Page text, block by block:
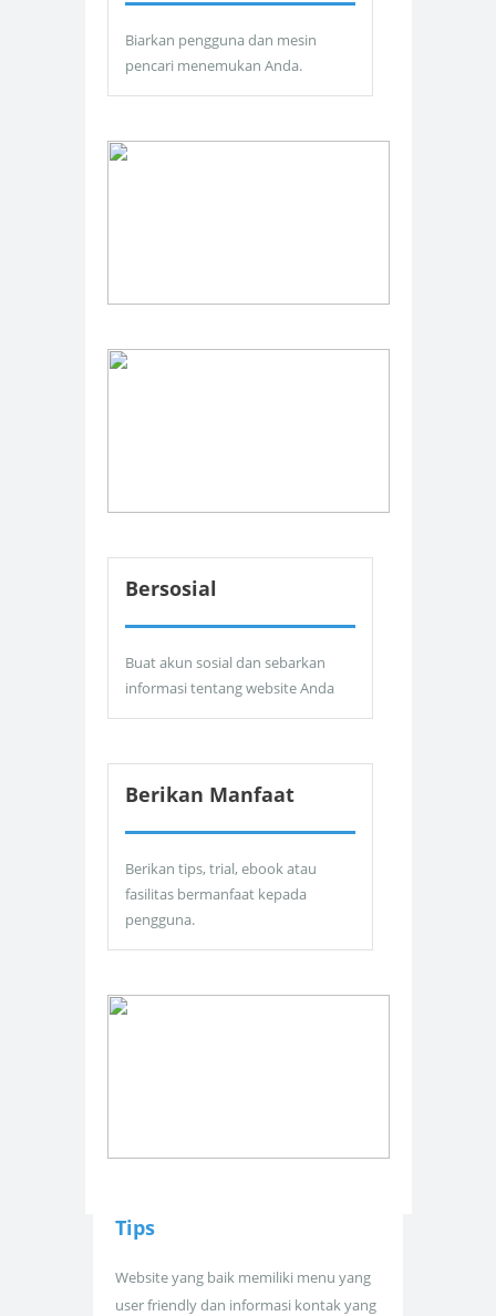
Biarkan pengguna dan mesin
pencari menemukan Anda.
Bersosial
Buat akun sosial dan sebarkan
informasi tentang website Anda
Berikan Manfaat
Berikan tips, trial, ebook atau
fasilitas bermanfaat kepada
pengguna.
Tips
Website yang baik memiliki menu yang
user friendly dan informasi kontak yang